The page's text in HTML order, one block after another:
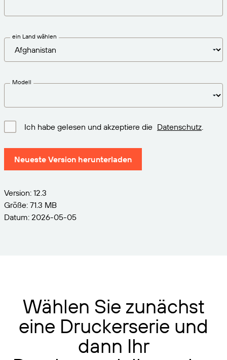
Preise
Unterstützte Standards
Weitere Informationen
Lösungsübersicht
Über uns
Karriere
Nachverfolgbarkeit
ein Land wählen
Modell
Ich habe gelesen und akzeptiere die Datenschutz.
Neueste Version herunterladen
Version: 12.3
Größe: 71.3 MB
Datum: 2026-05-05
Wählen Sie zunächst
eine Druckerserie und
dann Ihr